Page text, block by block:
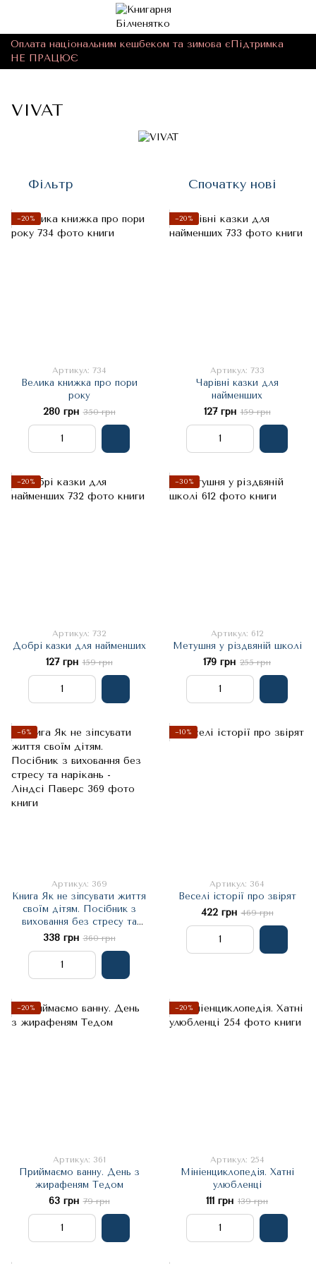
Оплата національним кешбеком та зимова єПідтримка
НЕ ПРАЦЮЄ
VIVAT
Фільтр Спочатку нові
−20%
Артикул: 734
Велика книжка про пори
року
280 грн 350 грн
−20%
Артикул: 733
Чарівні казки для
найменших
127 грн 159 грн
−20%
Артикул: 732
Добрі казки для найменших
127 грн 159 грн
−30%
Артикул: 612
Метушня у різдвяній школі
179 грн 255 грн
−6%
Артикул: 369
Книга Як не зіпсувати життя
своїм дітям. Посібник з
виховання без стресу та
нарікань - Ліндсі Паверс
338 грн 360 грн
−10%
Артикул: 364
Веселі історії про звірят
422 грн 469 грн
−20%
Артикул: 361
Приймаємо ванну. День з
жирафеням Тедом
63 грн 79 грн
−20%
Артикул: 254
Мініенциклопедія. Хатні
улюбленці
111 грн 139 грн